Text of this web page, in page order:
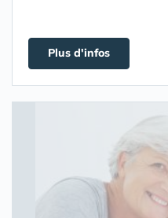
Plus d'infos